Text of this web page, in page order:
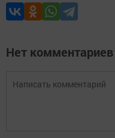
Нет комментариев